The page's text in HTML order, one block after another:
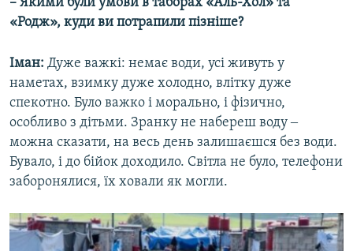
– Якими були умови в таборах «Аль-Хол» та
«Родж», куди ви потрапили пізніше?
Іман: Дуже важкі: немає води, усі живуть у
наметах, взимку дуже холодно, влітку дуже
спекотно. Було важко і морально, і фізично,
особливо з дітьми. Зранку не набереш воду ‒
можна сказати, на весь день залишаєшся без води.
Бувало, і до бійок доходило. Світла не було, телефони
заборонялися, їх ховали як могли.